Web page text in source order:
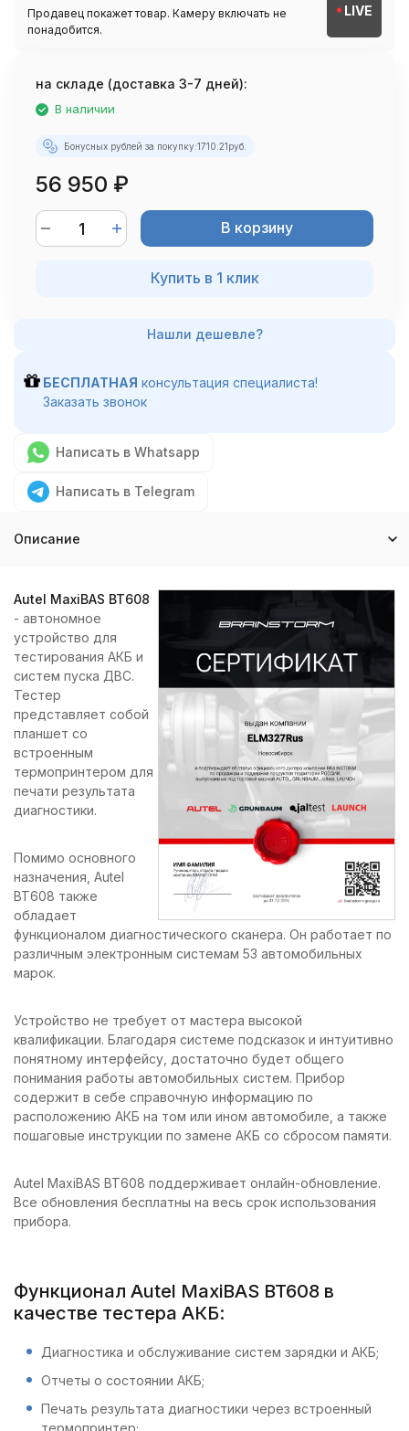
Продавец покажет товар. Камеру включать не
понадобится.
LIVE
на складе (доставка 3-7 дней):
В наличии
Бонусных рублей за покупку:1710.21руб.
56 950 ₽
В корзину
Купить в 1 клик
БЕСПЛАТНАЯ консультация специалиста!
Заказать звонок
Написать в Whatsapp
Написать в Telegram
Описание
Autel MaxiBAS BT608
- автономное
устройство для
тестирования АКБ и
систем пуска ДВС.
Тестер
представляет собой
планшет со
встроенным
термопринтером для
печати результата
диагностики.
Помимо основного
назначения, Autel
BT608 также
обладает
функционалом диагностического сканера. Он работает по
различным электронным системам 53 автомобильных
марок.
Устройство не требует от мастера высокой
квалификации. Благодаря системе подсказок и интуитивно
понятному интерфейсу, достаточно будет общего
понимания работы автомобильных систем. Прибор
содержит в себе справочную информацию по
расположению АКБ на том или ином автомобиле, а также
пошаговые инструкции по замене АКБ со сбросом памяти.
Autel MaxiBAS BT608 поддерживает онлайн-обновление.
Все обновления бесплатны на весь срок использования
прибора.
Функционал Autel MaxiBAS BT608 в
качестве тестера АКБ:
Диагностика и обслуживание систем зарядки и АКБ;
Отчеты о состоянии АКБ;
Печать результата диагностики через встроенный
термопринтер;